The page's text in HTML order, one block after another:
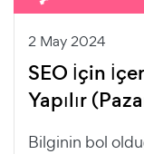
2 May 2024
SEO İçin
Yapılır
Bilginin bol